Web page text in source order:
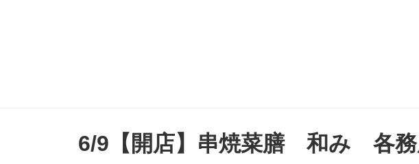
6/9【開店】串焼菜膳 和み 各務